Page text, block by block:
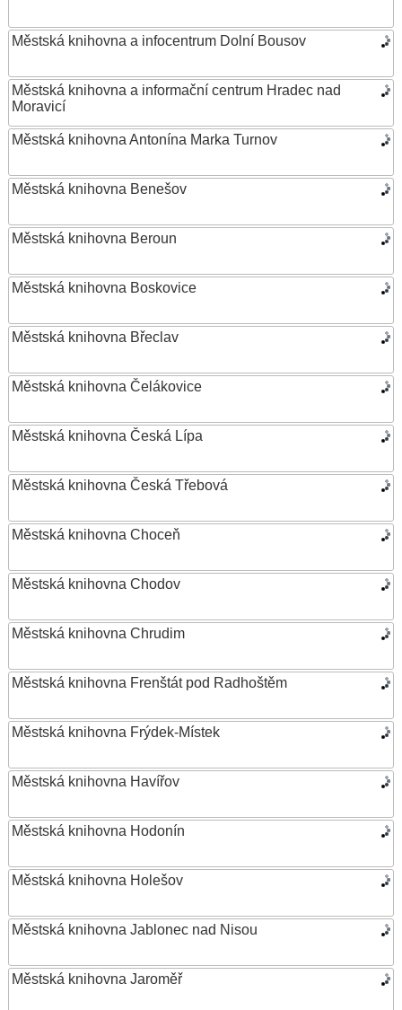
Městská knihovna a infocentrum Dolní Bousov
Městská knihovna a informační centrum Hradec nad
Moravicí
Městská knihovna Antonína Marka Turnov
Městská knihovna Benešov
Městská knihovna Beroun
Městská knihovna Boskovice
Městská knihovna Břeclav
Městská knihovna Čelákovice
Městská knihovna Česká Lípa
Městská knihovna Česká Třebová
Městská knihovna Choceň
Městská knihovna Chodov
Městská knihovna Chrudim
Městská knihovna Frenštát pod Radhoštěm
Městská knihovna Frýdek-Místek
Městská knihovna Havířov
Městská knihovna Hodonín
Městská knihovna Holešov
Městská knihovna Jablonec nad Nisou
Městská knihovna Jaroměř